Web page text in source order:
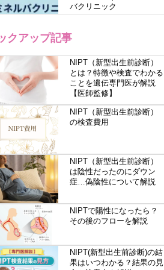
バクリニック
クアップ記事
NIPT（新型出生前診断）
とは？特徴や検査でわかる
ことを遺伝専門医が解説
【医師監修】
NIPT（新型出生前診断）
の検査費用
NIPT（新型出生前診断）
は陰性だったのにダウン
症…偽陰性について解説
NIPTで陽性になったら？
その後のフローを解説
NIPT(新型出生前診断)の結
果はいつわかる？結果の見